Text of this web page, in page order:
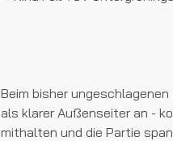
Beim bisher
als klarer Außenseiter an -
mithalten und die Partie